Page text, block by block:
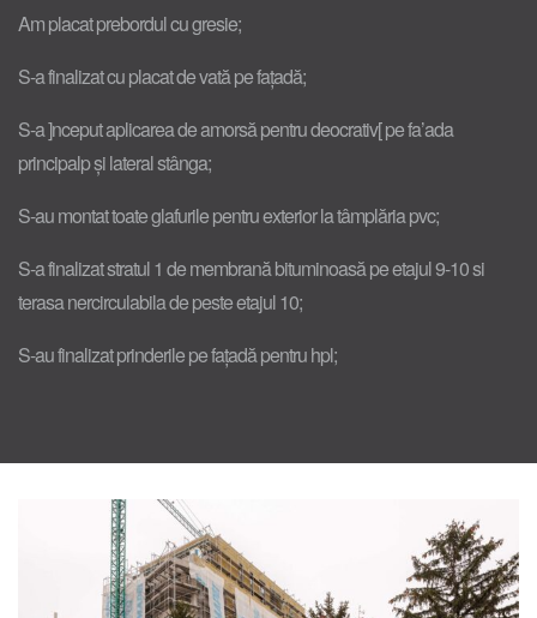
Am placat prebordul cu gresie;
S-a finalizat cu placat de vată pe fațadă;
S-a ]nceput aplicarea de amorsă pentru deocrativ[ pe fa’ada
principalp și lateral stânga;
S-au montat toate glafurile pentru exterior la tâmplăria pvc;
S-a finalizat stratul 1 de membrană bituminoasă pe etajul 9-10 si
terasa nercirculabila de peste etajul 10;
S-au finalizat prinderile pe fațadă pentru hpl;